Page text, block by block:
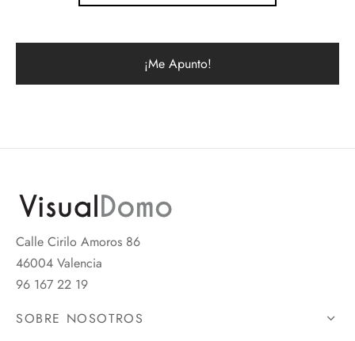
Calle Cirilo Amoros 86
46004 Valencia
96 167 22 19
SOBRE NOSOTROS